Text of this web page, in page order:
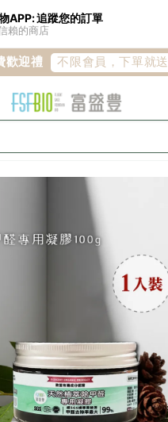
APP: 追蹤您的訂單
賴的商店
歡迎禮 不限會員，下單就送